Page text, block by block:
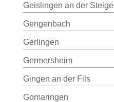
Geislingen an der Steige
Gengenbach
Gerlingen
Germersheim
Gingen an der Fils
Gomaringen